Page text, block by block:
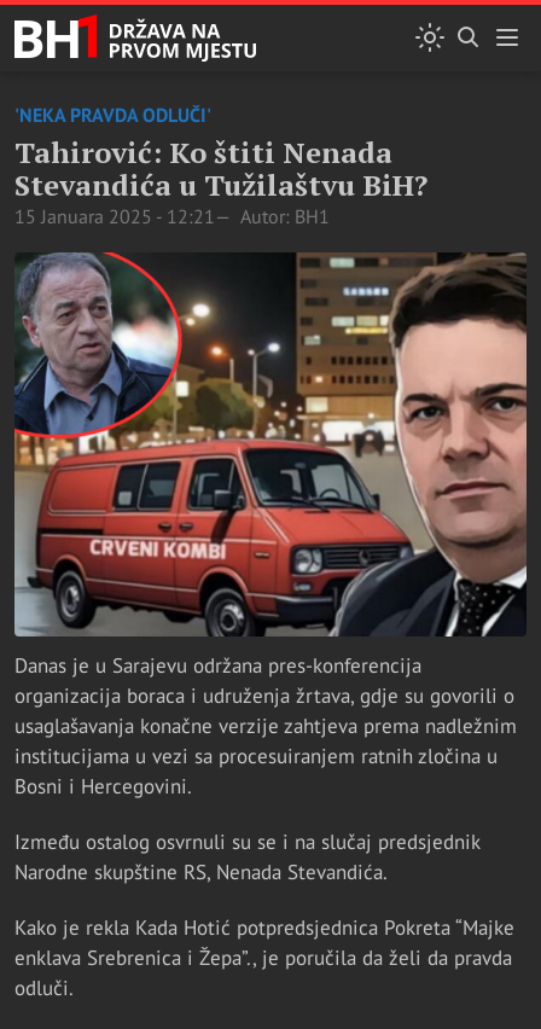
'NEKA PRAVDA ODLUČI'
Tahirović: Ko štiti Nenada
Stevandića u Tužilaštvu BiH?
15 Januara 2025 - 12:21 Autor: BH1
Danas je u Sarajevu održana pres-konferencija
organizacija boraca i udruženja žrtava, gdje su govorili o
usaglašavanja konačne verzije zahtjeva prema nadležnim
institucijama u vezi sa procesuiranjem ratnih zločina u
Bosni i Hercegovini.
Između ostalog osvrnuli su se i na slučaj predsjednik
Narodne skupštine RS, Nenada Stevandića.
Kako je rekla Kada Hotić potpredsjednica Pokreta “Majke
enklava Srebrenica i Žepa”., je poručila da želi da pravda
odluči.